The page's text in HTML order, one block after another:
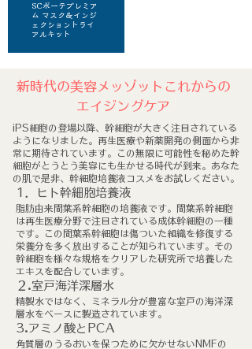
SCボーテプレミア
ム マスク＆インジ
ェクショントライ
アルキット
新時代の美容メッゾットこれからの
エイジングケア
iPS細胞の登場以降、幹細胞が大きく注目されている
ようになりました。再生医療や新薬開発の側面から非
常に期待されています。この無限に可能性を秘めた幹
細胞がとうとう美容にも生かせる時代が到来。あなた
の肌で是非、幹細胞培養液コスメをお試しください。
1．ヒト幹細胞培養液
脂肪由来間葉系幹細胞の​培養液です。間葉系幹細胞
は再生医療分野で注目されている成体幹細胞の一種
です。この間葉系幹細胞は傷ついた組織を修復する
栄養分を多く放出することが知られています。その
幹細胞を様々な規格をクリアした研究所で培養した
エキスを配合しています。
２.室戸海洋深層水
精製水ではなく、ミネラル分が豊富な室戸の海洋深
層水をベースに製造されています。
3.アミノ酸とPCA
角質層のうるおいを保つために欠かせないNMFの